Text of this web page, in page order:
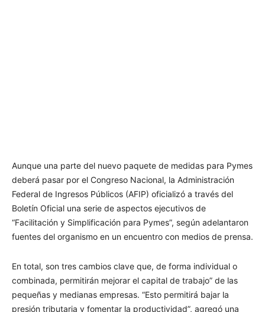
Aunque una parte del nuevo paquete de medidas para Pymes
deberá pasar por el Congreso Nacional, la Administración
Federal de Ingresos Públicos (AFIP) oficializó a través del
Boletín Oficial una serie de aspectos ejecutivos de
“Facilitación y Simplificación para Pymes”, según adelantaron
fuentes del organismo en un encuentro con medios de prensa.
En total, son tres cambios clave que, de forma individual o
combinada, permitirán mejorar el capital de trabajo” de las
pequeñas y medianas empresas. “Esto permitirá bajar la
presión tributaria y fomentar la productividad”, agregó una